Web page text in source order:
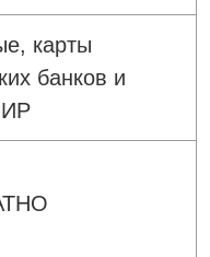
карты
банков и